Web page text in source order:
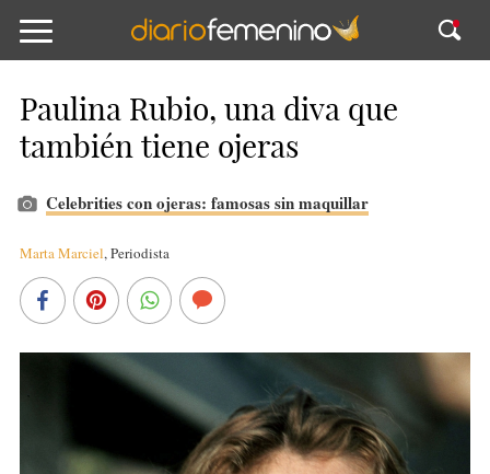
Paulina Rubio, una diva que
también tiene ojeras
Celebrities con ojeras: famosas sin maquillar
Marta Marciel,Periodista